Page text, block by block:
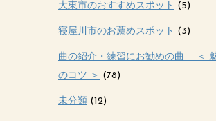
大東市のおすすめスポット (5)
寝屋川市のお薦めスポット (3)
曲の紹介・練習にお勧めの曲 ＜
のコツ ＞ (78)
未分類 (12)